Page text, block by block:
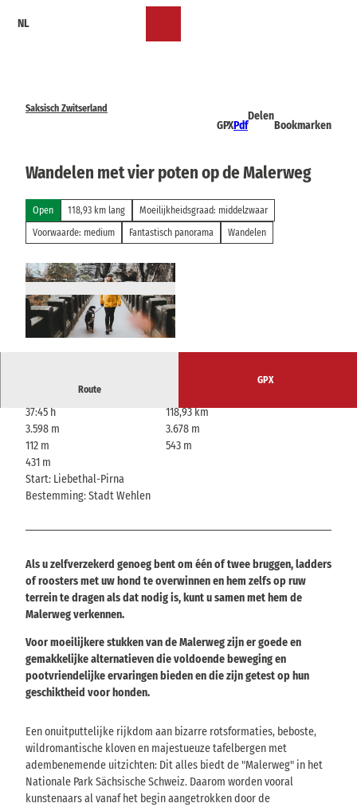
NL
Saksisch Zwitserland
GPXPdf
Delen
Bookmarken
Wandelen met vier poten op de Malerweg
Open 118,93 km lang
Moeilijkheidsgraad: middelzwaar
Voorwaarde: medium
Fantastisch panorama Wandelen
Route
GPX
37:45 h
118,93 km
3.598 m
3.678 m
112 m
543 m
431 m
Start: Liebethal-Pirna
Bestemming: Stadt Wehlen
Als u zelfverzekerd genoeg bent om één of twee bruggen, ladders
of roosters met uw hond te overwinnen en hem zelfs op ruw
terrein te dragen als dat nodig is, kunt u samen met hem de
Malerweg verkennen.
Voor moeilijkere stukken van de Malerweg zijn er goede en
gemakkelijke alternatieven die voldoende beweging en
pootvriendelijke ervaringen bieden en die zijn getest op hun
geschiktheid voor honden.
Een onuitputtelijke rijkdom aan bizarre rotsformaties, beboste,
wildromantische kloven en majestueuze tafelbergen met
adembenemende uitzichten: Dit alles biedt de "Malerweg" in het
Nationale Park Sächsische Schweiz. Daarom worden vooral
kunstenaars al vanaf het begin aangetrokken door de